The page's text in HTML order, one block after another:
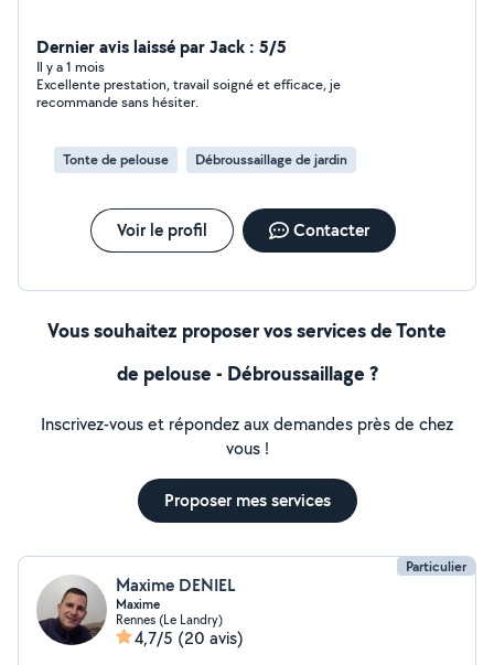
Dernier avis laissé par Jack : 5/5
Il y a 1 mois
Excellente prestation, travail soigné et efficace, je
recommande sans hésiter.
Tonte de pelouse Débroussaillage de jardin
Voir le profil Contacter
Vous souhaitez proposer vos services de Tonte
de pelouse - Débroussaillage ?
Inscrivez-vous et répondez aux demandes près de chez
vous !
Proposer mes services
Particulier
Maxime DENIEL
Maxime
Rennes (Le Landry)
4,7/5 (20 avis)